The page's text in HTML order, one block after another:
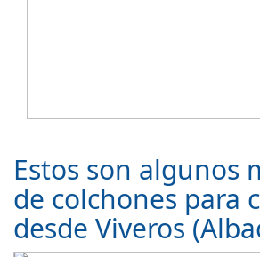
Estos son algunos
de colchones para
desde Viveros